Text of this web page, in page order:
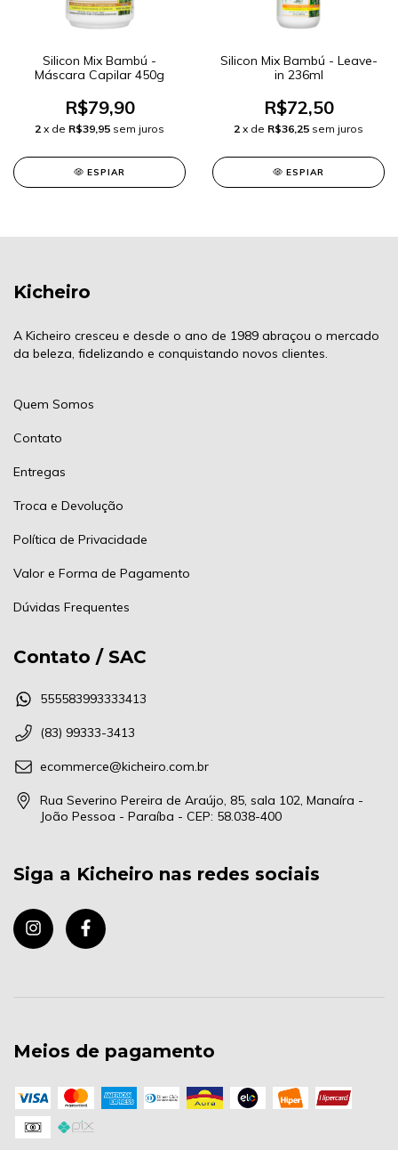
Silicon Mix Bambú -
Máscara Capilar 450g
R$79,90
2 x de R$39,95 sem juros
ESPIAR
Silicon Mix Bambú - Leave-
in 236ml
R$72,50
2 x de R$36,25 sem juros
ESPIAR
Kicheiro
A Kicheiro cresceu e desde o ano de 1989 abraçou o mercado
da beleza, fidelizando e conquistando novos clientes.
Quem Somos
Contato
Entregas
Troca e Devolução
Política de Privacidade
Valor e Forma de Pagamento
Dúvidas Frequentes
Contato / SAC
555583993333413
(83) 99333-3413
ecommerce@kicheiro.com.br
Rua Severino Pereira de Araújo, 85, sala 102, Manaíra -
João Pessoa - Paraíba - CEP: 58.038-400
Siga a Kicheiro nas redes sociais
Meios de pagamento